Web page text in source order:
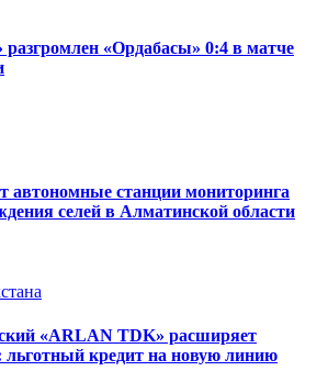
«Ордабасы» 0:4 в матче
автономные станции мониторинга
селей в Алматинской области
«ARLAN TDK» расширяет
льготный кредит на новую линию